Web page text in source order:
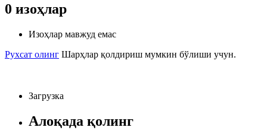
0 изоҳлар
Изоҳлар мавжуд емас
Рухсат олинг Шарҳлар қолдириш мумкин бўлиши учун.
Загрузка
Алоқада қолинг